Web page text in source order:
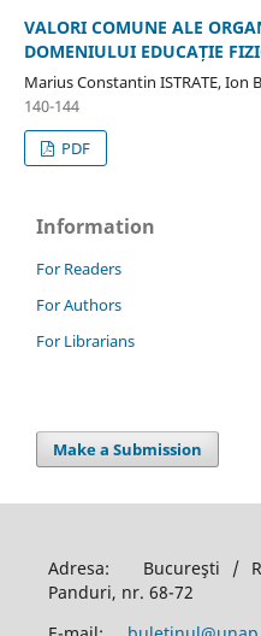
VALORI COMUNE ALE
DOMENIULUI EDUCAȚIE
Marius Constantin ISTRATE, Ion
140-144
PDF
Information
For Readers
For Authors
For Librarians
Make a Submission
Adresa: Bucureşti /
Panduri, nr. 68-72